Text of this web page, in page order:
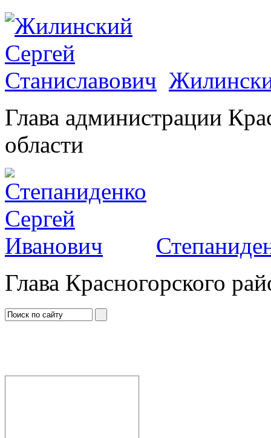
Глава администрации
области
Глава Красногорского